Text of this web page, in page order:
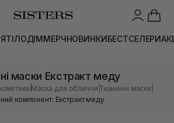
ТІЛОДІММЕРЧНОВИНКИБЕСТСЕЛЕРИ
маски Екстракт меду
|Маска для обличчя |Тканинні маски
компонент: Екстракт меду